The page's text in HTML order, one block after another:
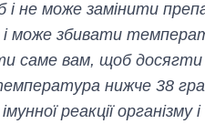
і не може замінити
може збивати
саме вам, щоб
нижче 38
реакції